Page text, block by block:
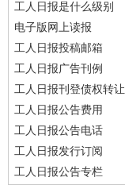
工人日报是什么级别
电子版网上读报
工人日报投稿邮箱
工人日报广告刊例
工人日报刊登债权转
工人日报公告费用
工人日报公告电话
工人日报发行订阅
工人日报公告专栏